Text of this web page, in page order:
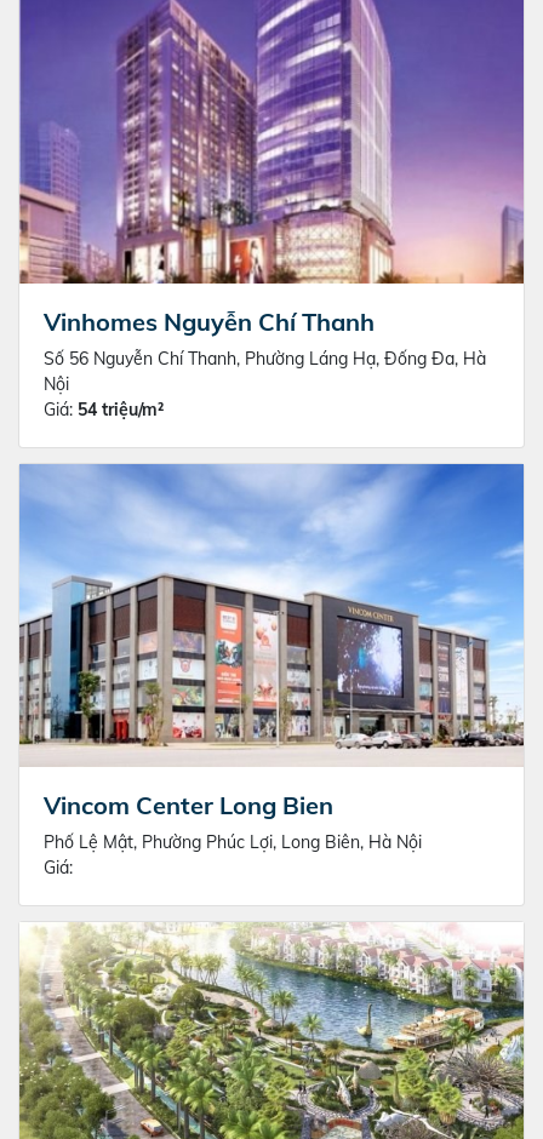
Vinhomes Nguyễn Chí Thanh
Số 56 Nguyễn Chí Thanh, Phường Láng Hạ, Đống Đa, Hà
Nội
Giá: 54 triệu/m²
Vincom Center Long Bien
Phố Lệ Mật, Phường Phúc Lợi, Long Biên, Hà Nội
Giá: